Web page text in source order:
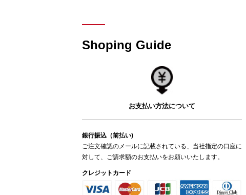
Shoping Guide
お支払い方法について
銀行振込（前払い)
ご注文確認のメールに記載されている、当社指定の口座に
対して、ご請求額のお支払いをお願いいたします。
クレジットカード